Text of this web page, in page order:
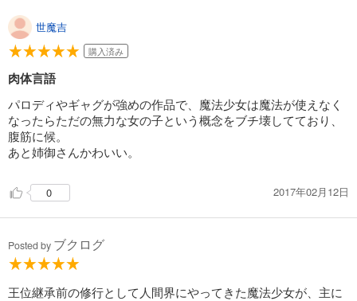
世魔吉
購入済み
肉体言語
パロディやギャグが強めの作品で、魔法少女は魔法が使えなく
なったらただの無力な女の子という概念をブチ壊してており、
腹筋に候。
あと姉御さんかわいい。
0 2017年02月12日
Posted by ブクログ
王位継承前の修行として人間界にやってきた魔法少女が、主に